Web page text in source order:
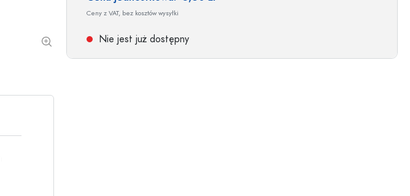
Ceny z VAT, bez kosztów wysyłki
Nie jest już dostępny